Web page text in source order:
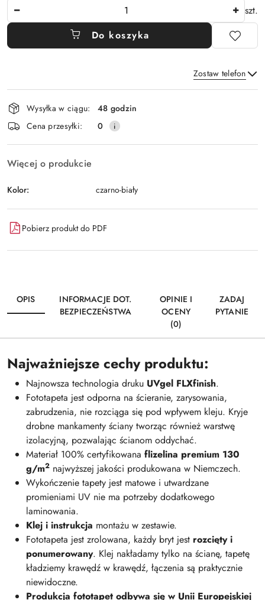
szt.
Do koszyka
Zostaw telefon
Wyślij
Dostępność
i
dostawa
Wysyłka w ciągu:
48 godzin
Cena przesyłki:
0
Więcej o produkcie
Kolor: czarno-biały
Pobierz produkt do PDF
OPIS
INFORMACJE DOT.
BEZPIECZEŃSTWA
OPINIE I
OCENY
(0)
ZADAJ
PYTANIE
Najważniejsze cechy produktu:
Najnowsza technologia druku UVgel FLXfinish.
Fototapeta jest odporna na ścieranie, zarysowania,
zabrudzenia, nie rozciąga się pod wpływem kleju. Kryje
drobne mankamenty ściany tworząc również warstwę
izolacyjną, pozwalając ścianom oddychać.
Materiał 100% certyfikowana flizelina premium 130
g/m2 najwyższej jakości produkowana w Niemczech.
Wykończenie tapety jest matowe i utwardzane
promieniami UV nie ma potrzeby dodatkowego
laminowania.
Klej i instrukcja montażu w zestawie.
Fototapeta jest zrolowana, każdy bryt jest rozcięty i
ponumerowany. Klej nakładamy tylko na ścianę, tapetę
kładziemy krawędź w krawędź, łączenia są praktycznie
niewidoczne.
Produkcja fototapet odbywa się w Unii Europejskiej